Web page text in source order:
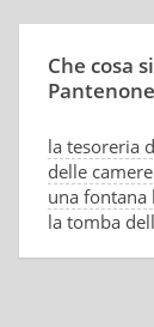
Che cosa
la tesoreria
delle
una fontana
la tomba